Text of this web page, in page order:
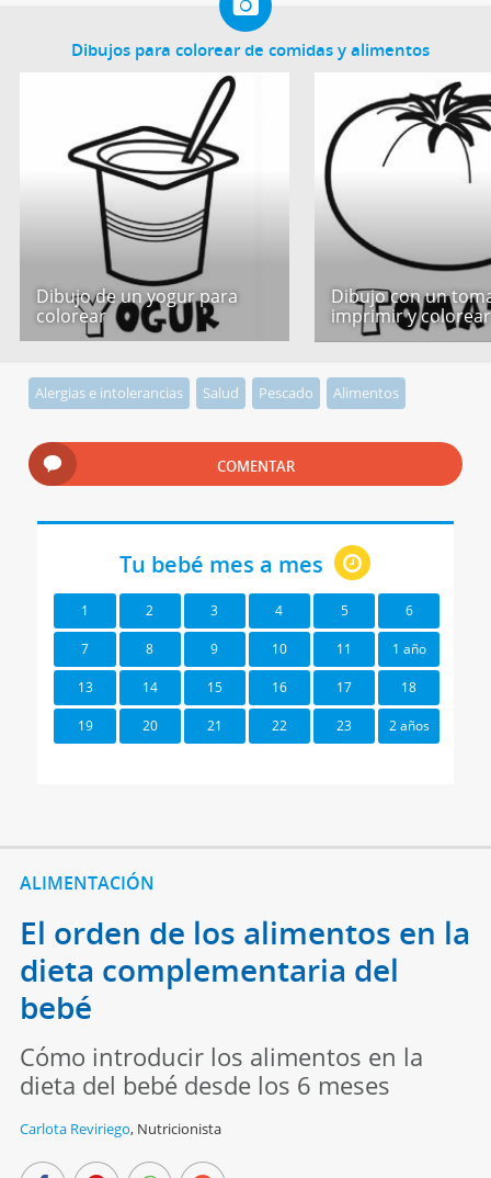
Dibujos para colorear de comidas y alimentos
Dibujo de un yogur para
colorear
Dibujo con un
imprimir y colorear
Alergias e intolerancias Salud Pescado Alimentos
COMENTAR
Tu bebé mes a mes
1 2 3 4 5 6
7 8 9 10 11 1 año
13 14 15 16 17 18
19 20 21 22 23 2 años
ALIMENTACIÓN
El orden de los alimentos en la
dieta complementaria del
bebé
Cómo introducir los alimentos en la
dieta del bebé desde los 6 meses
Carlota Reviriego, Nutricionista